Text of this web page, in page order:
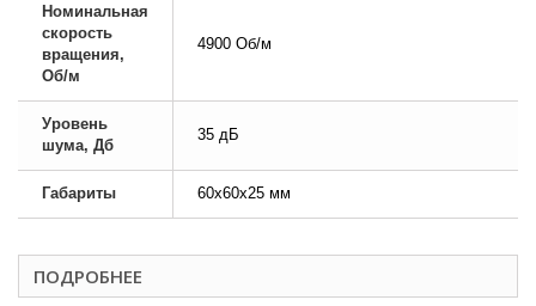
Номинальная
скорость
вращения,
Об/м
4900 Об/м
Уровень
шума, Дб
35 дБ
Габариты 60х60х25 мм
ПОДРОБНЕЕ